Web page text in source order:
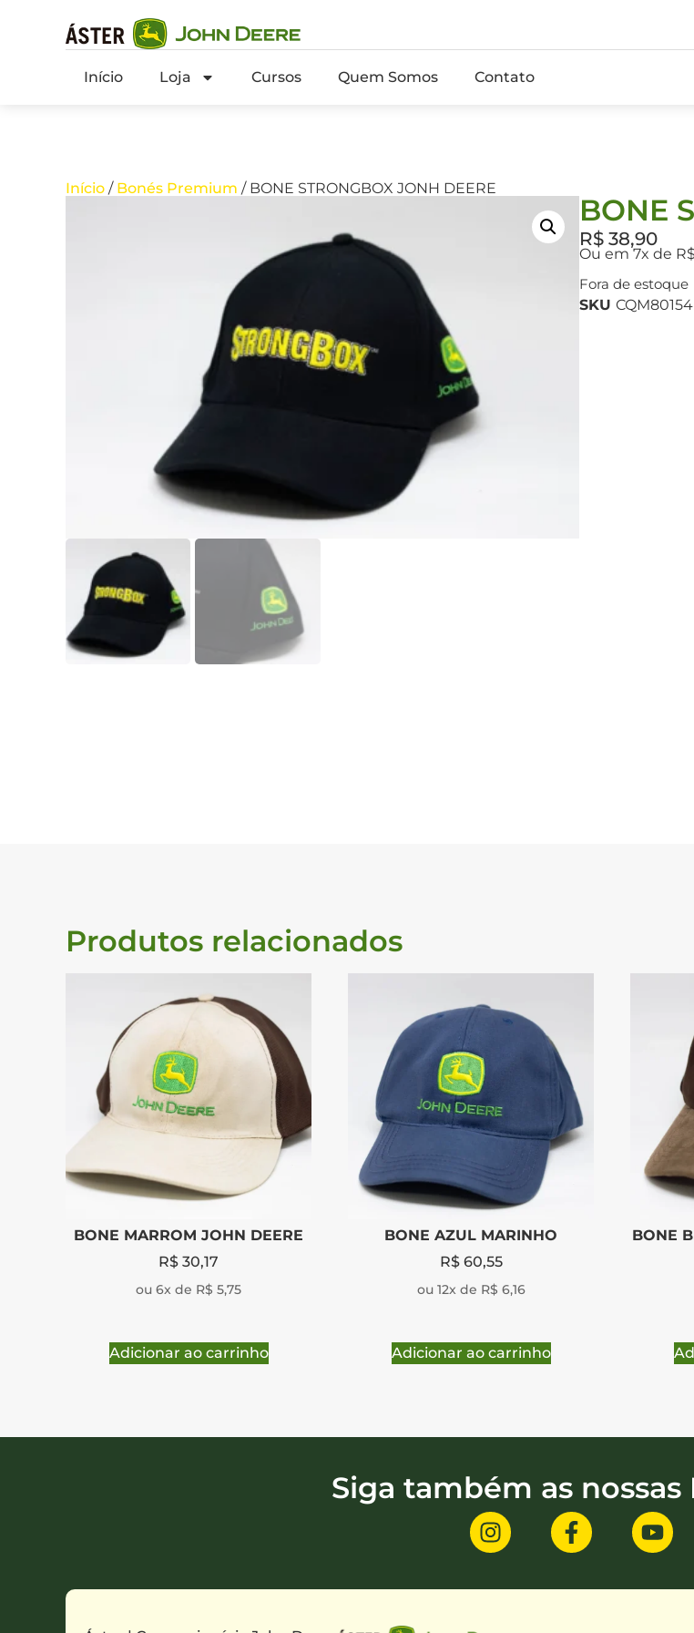
Início Loja Cursos Quem Somos Contato
Início / Bonés Premium / BONE STRONGBOX JONH DEERE
BONE
R$ 38,90
Ou em 7x de
Fora de estoque
SKU CQM80154
Produtos relacionados
BONE MARROM JOHN DEERE
R$ 30,17
ou 6x de R$ 5,75
Adicionar ao carrinho
BONE AZUL MARINHO
R$60,55
ou 12x de R$ 6,16
Adicionar ao carrinho
BONE
Siga também as nossas